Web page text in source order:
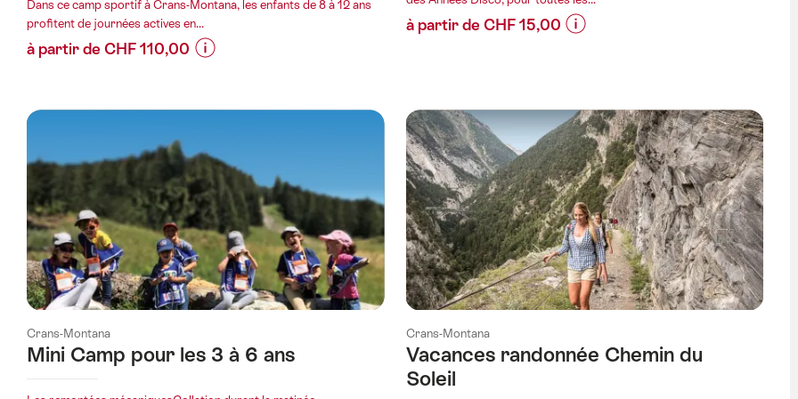
Dans ce camp sportif à Crans-Montana, les enfants de 8 à 12 ans
profitent de journées actives en...
à partir de CHF 110,00
de
l’offre
"Colonie
de
sport
pour
enfants
Crans-
à partir de CHF 15,00
prix
de
l’offre
"G'oldies
Disco
Mobility"
Crans-Montana
Mini Camp pour les 3 à 6 ans
Crans-Montana
Vacances randonnée Chemin du
Soleil